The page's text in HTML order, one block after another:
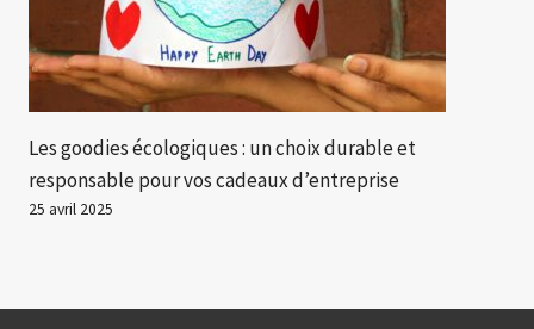
Les goodies écologiques : un choix durable et
responsable pour vos cadeaux d’entreprise
25 avril 2025